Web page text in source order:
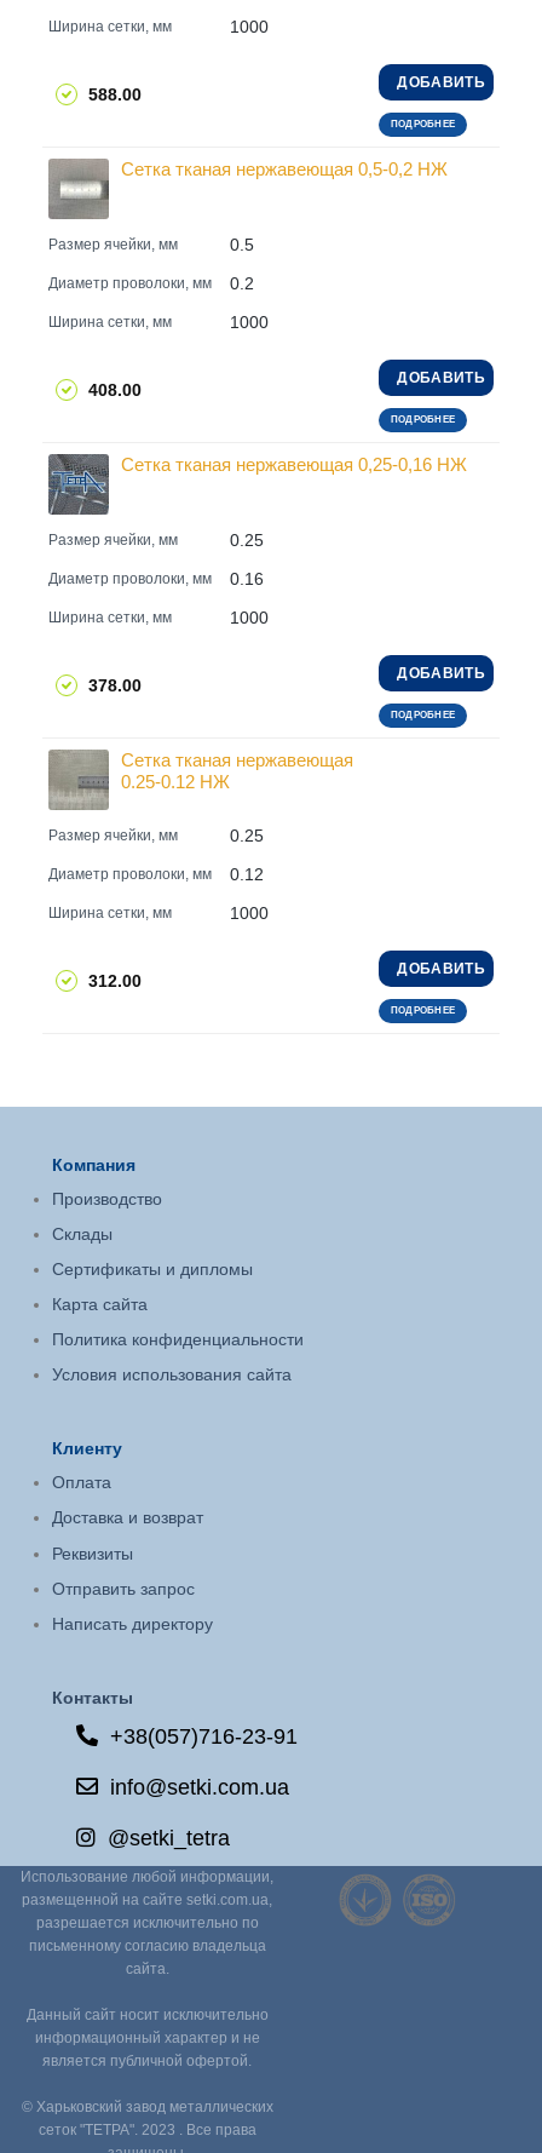
Ширина сетки, мм 1000
588.00
ДОБАВИТЬ
ПОДРОБНЕЕ
Сетка тканая нержавеющая 0,5-0,2 НЖ
Размер ячейки, мм 0.5
Диаметр проволоки, мм 0.2
Ширина сетки, мм 1000
408.00
ДОБАВИТЬ
ПОДРОБНЕЕ
Сетка тканая нержавеющая 0,25-0,16 НЖ
Размер ячейки, мм 0.25
Диаметр проволоки, мм 0.16
Ширина сетки, мм 1000
378.00
ДОБАВИТЬ
ПОДРОБНЕЕ
Сетка тканая нержавеющая
0.25-0.12 НЖ
Размер ячейки, мм 0.25
Диаметр проволоки, мм 0.12
Ширина сетки, мм 1000
312.00
ДОБАВИТЬ
ПОДРОБНЕЕ
Компания
Производство
Склады
Сертификаты и дипломы
Карта сайта
Политика конфиденциальности
Условия использования сайта
Клиенту
Оплата
Доставка и возврат
Реквизиты
Отправить запрос
Написать директору
Контакты
+38(057)716-23-91
info@setki.com.ua
@setki_tetra
Использование любой информации,
размещенной на сайте setki.com.ua,
разрешается исключительно по
письменному согласию владельца
сайта.
Данный сайт носит исключительно
информационный характер и не
является публичной офертой.
© Харьковский завод металлических
сеток "ТЕТРА". 2023 . Все права